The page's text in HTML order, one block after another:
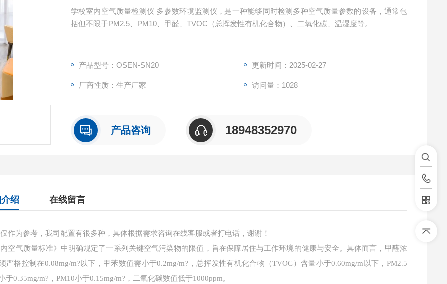
学校室内空气质量检测仪 多参数环境监测仪，是一种能够同时检测多种空气质量参数的设备，通常包
括但不限于PM2.5、PM10、甲醛、TVOC（总挥发性有机化合物）、二氧化碳、温湿度等。
产品型号：OSEN-SN20 更新时间：2025-02-27
厂商性质：生产厂家 访问量：1028
产品咨询 18948352970
绍 在线留言
作为参考，我司配置有很多种，具体根据需求咨询在线客服或者打电话，谢谢！
空气质量标准》中明确规定了一系列关键空气污染物的限值，旨在保障居住与工作环境的健康与安全。具体而言，甲醛浓
严格控制在0.08mg/m?以下，甲苯数值需小于0.2mg/m?，总挥发性有机化合物（TVOC）含量小于0.60mg/m以下，PM2.5
于0.35mg/m?，PM10小于0.15mg/m?，二氧化碳数值低于1000ppm。